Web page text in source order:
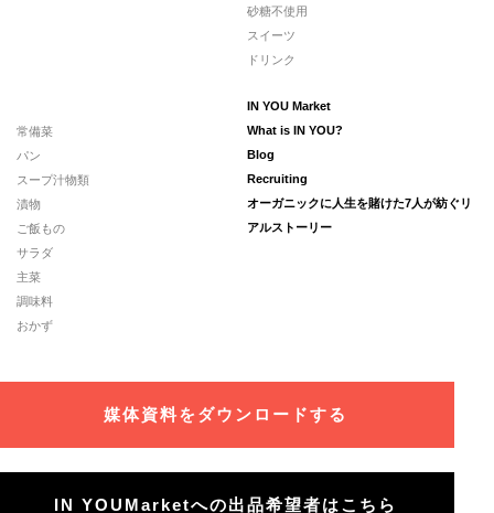
砂糖不使用
スイーツ
ドリンク
常備菜
パン
スープ汁物類
漬物
ご飯もの
サラダ
主菜
調味料
おかず
IN YOU Market
What is IN YOU?
Blog
Recruiting
オーガニックに人生を賭けた7人が紡ぐリ
アルストーリー
媒体資料をダウンロードする
IN YOUMarketへの出品希望者はこちら